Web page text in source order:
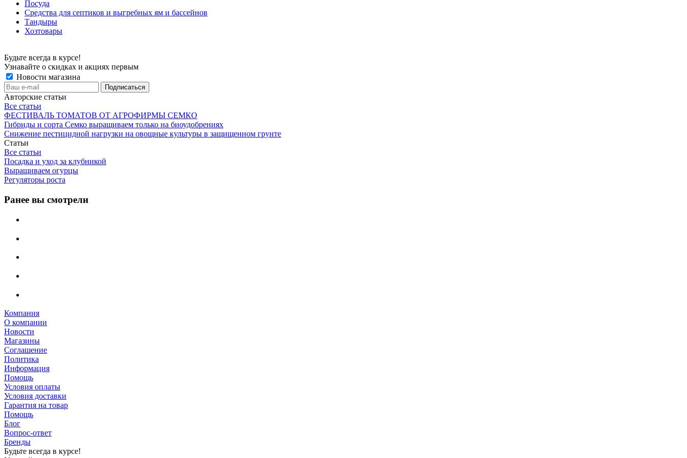
Посуда
Средства для септиков и выгребных ям и бассейнов
Тандыры
Хозтовары
Будьте всегда в курсе!
Узнавайте о скидках и акциях первым
Новости магазина
Авторские статьи
Все статьи
ФЕСТИВАЛЬ ТОМАТОВ ОТ АГРОФИРМЫ СЕМКО
Гибриды и сорта Семко выращиваем только на биоудобрениях
Снижение пестицидной нагрузки на овощные культуры в защищенном грунте
Статьи
Все статьи
Посадка и уход за клубникой
Выращиваем огурцы
Регуляторы роста
Ранее вы смотрели
Компания
О компании
Новости
Магазины
Соглашение
Политика
Информация
Помощь
Условия оплаты
Условия доставки
Гарантия на товар
Помощь
Блог
Вопрос-ответ
Бренды
Будьте всегда в курсе!